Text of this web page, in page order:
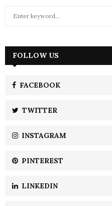
h
FOLLOW US
FACEBOOK
TWITTER
INSTAGRAM
PINTEREST
LINKEDIN